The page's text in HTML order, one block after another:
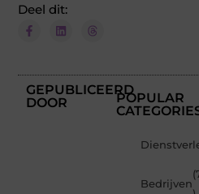
Deel dit:
GEPUBLICEERD
DOOR
POPULAR
Bedrijven